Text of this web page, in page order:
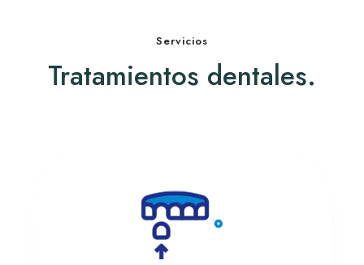
Servicios
Tratamientos dentales.